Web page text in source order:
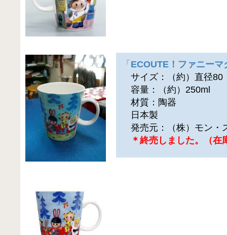
「 ECOUTE！ファニーマ
サイズ：（約）直径80
容量：（約）250ml
材質：陶器
日本製
発売元：（株）モン・
＊終売しました。（在